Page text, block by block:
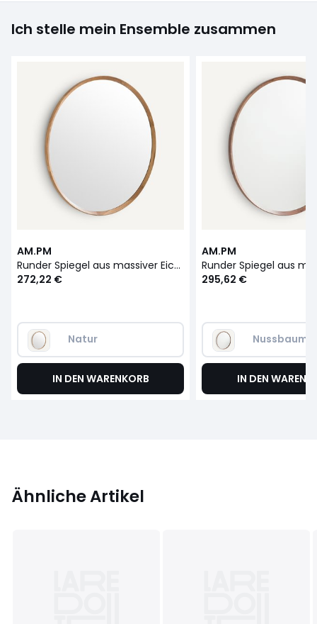
Ich stelle mein Ensemble zusammen
AM.PM
Runder Spiegel aus massiver Eiche, Durchmesser 100 cm, Orion
272,22 €
Natur
IN DEN WARENKORB
AM.PM
295,62 €
Nussbaum
IN DEN
Ähnliche Artikel